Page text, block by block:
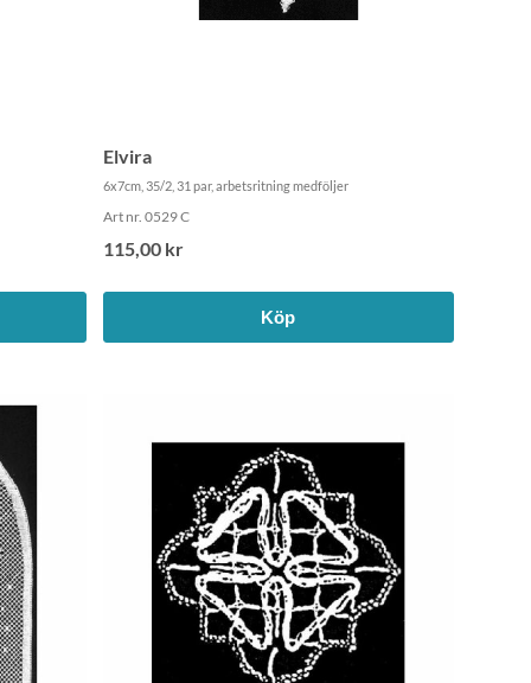
Elvira
6x7cm, 35/2, 31 par, arbetsritning medföljer
Art nr. 0529 C
115,00 kr
Köp